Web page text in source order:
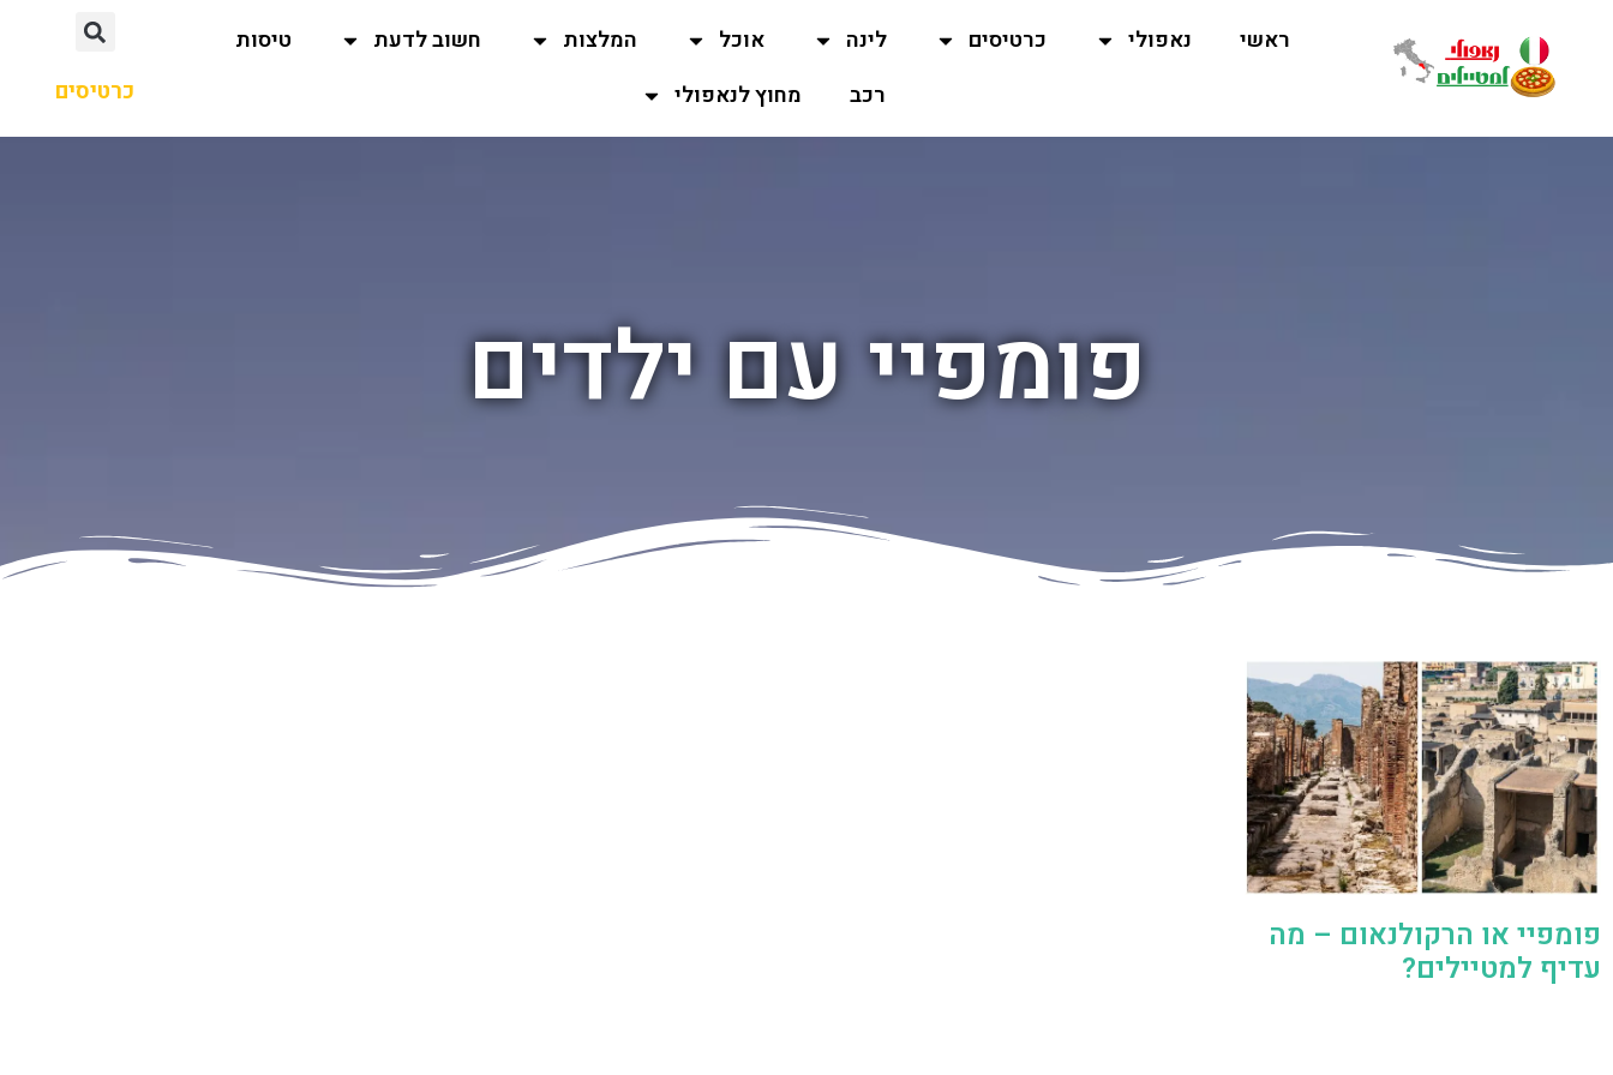
ראשי נאפולי כרטיסים לינה אוכל המלצות חשוב לדעת
טיסות
רכב
מחוץ לנאפולי כרטיסים
פומפיי עם ילדים
פומפיי או הרקולנאום – מה
עדיף למטיילים?